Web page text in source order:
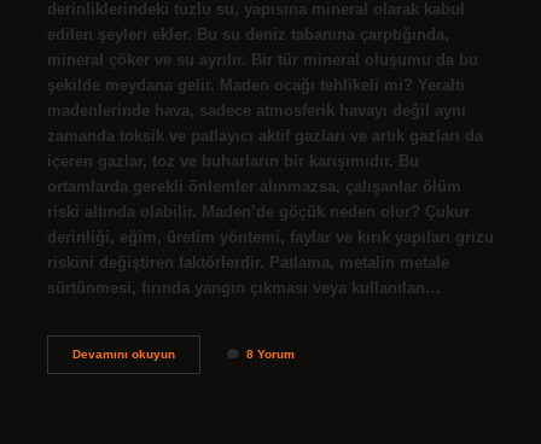
derinliklerindeki tuzlu su, yapısına mineral olarak kabul
edilen şeyleri ekler. Bu su deniz tabanına çarptığında,
mineral çöker ve su ayrılır. Bir tür mineral oluşumu da bu
şekilde meydana gelir. Maden ocağı tehlikeli mi? Yeraltı
madenlerinde hava, sadece atmosferik havayı değil aynı
zamanda toksik ve patlayıcı aktif gazları ve artık gazları da
içeren gazlar, toz ve buharların bir karışımıdır. Bu
ortamlarda gerekli önlemler alınmazsa, çalışanlar ölüm
riski altında olabilir. Maden’de göçük neden olur? Çukur
derinliği, eğim, üretim yöntemi, faylar ve kırık yapıları grizu
riskini değiştiren faktörlerdir. Patlama, metalin metale
sürtünmesi, fırında yangın çıkması veya kullanılan…
Devamını okuyunMaden
8 Yorum